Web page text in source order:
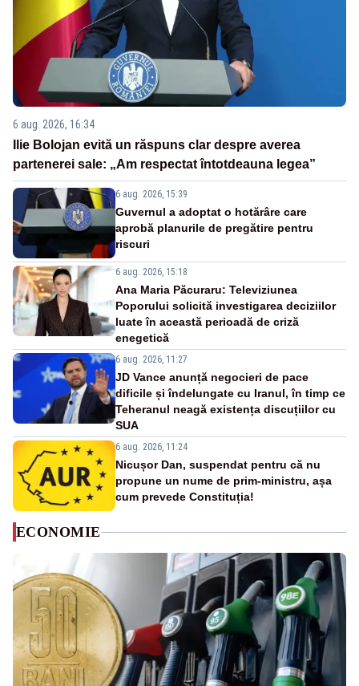
6 aug. 2026, 16:34
Ilie Bolojan evită un răspuns clar despre averea
partenerei sale: „Am respectat întotdeauna legea”
6 aug. 2026, 15:39
Guvernul a adoptat o hotărâre care
aprobă planurile de pregătire pentru
riscuri
6 aug. 2026, 15:18
Ana Maria Păcuraru: Televiziunea
Poporului solicită investigarea deciziilor
luate în această perioadă de criză
enegetică
6 aug. 2026, 11:27
JD Vance anunță negocieri de pace
dificile și îndelungate cu Iranul, în timp ce
Teheranul neagă existența discuțiilor cu
SUA
6 aug. 2026, 11:24
Nicușor Dan, suspendat pentru că nu
propune un nume de prim-ministru, așa
cum prevede Constituția!
ECONOMIE